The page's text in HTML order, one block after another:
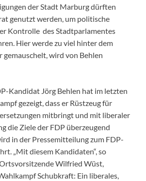
der Stadt Marburg dürften
genutzt werden, um politische
Kontrolle des Stadtparlamentes
Hier werde zu viel hinter dem
gemauschelt, wird von Behlen
Kandidat Jörg Behlen hat im letzten
gezeigt, dass er Rüstzeug für
mitbringt und mit liberaler
die Ziele der FDP überzeugend
in der Pressemitteilung zum FDP-
„Mit diesem Kandidaten“, so
Wilfried Wüst,
Schubkraft: Ein liberales,